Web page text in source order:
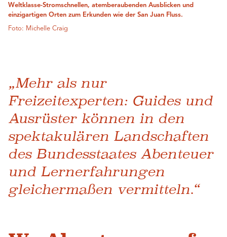
Weltklasse-Stromschnellen, atemberaubenden Ausblicken und
einzigartigen Orten zum Erkunden wie der San Juan Fluss.
Foto: Michelle Craig
„Mehr als nur
Freizeitexperten: Guides und
Ausrüster können in den
spektakulären Landschaften
des Bundesstaates Abenteuer
und Lernerfahrungen
gleichermaßen vermitteln.“